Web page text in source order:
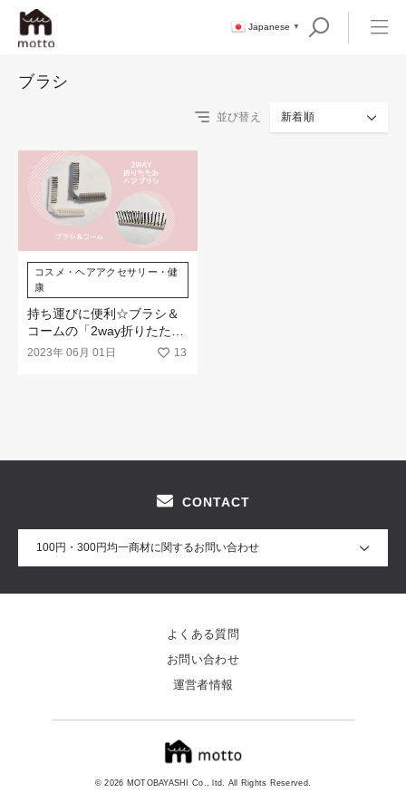
Japanese ▼
ブラシ
並び替え 新着順
コスメ・ヘアアクセサリー・健
康
持ち運びに便利☆ブラシ＆
コームの「2way折りたたみ
ヘアブラシ」が新登場！
2023年 06月 01日 13
CONTACT
100円・300円均一商材に関するお問い合わせ
© 2026 MOTOBAYASHI Co., ltd. All Rights Reserved.
よくある質問
お問い合わせ
運営者情報